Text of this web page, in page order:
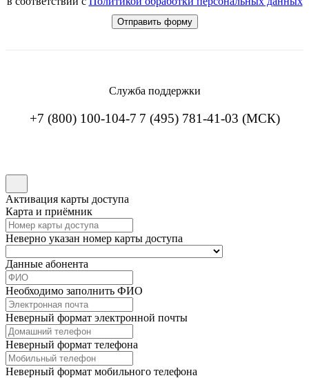
Служба поддержки
+7 (800) 100-104-7 7 (495) 781-41-03 (МСК)
Активация карты доступа
Карта и приёмник
Неверно указан номер карты доступа
Данные абонента
Необходимо заполнить ФИО
Неверный формат электронной почты
Неверный формат телефона
Неверный формат мобильного телефона